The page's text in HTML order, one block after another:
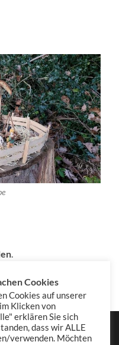
Cookies
Cookies auf unserer
Klicken von
erklären Sie sich
dass wir ALLE
verwenden. Möchten